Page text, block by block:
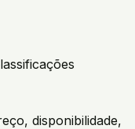
disponibilidade,